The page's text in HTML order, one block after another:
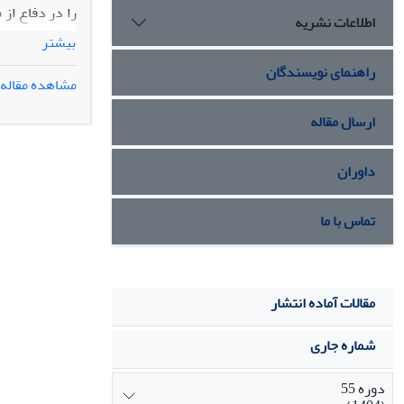
را در دفاع
بیشتر
دادسرا و
نظارتِ کانون
بیشتر
مشاهده مقاله
اطلاعات نشریه
راهنمای نویسندگان
ارسال مقاله
داوران
تماس با ما
مقالات آماده انتشار
شماره جاری
دوره 55